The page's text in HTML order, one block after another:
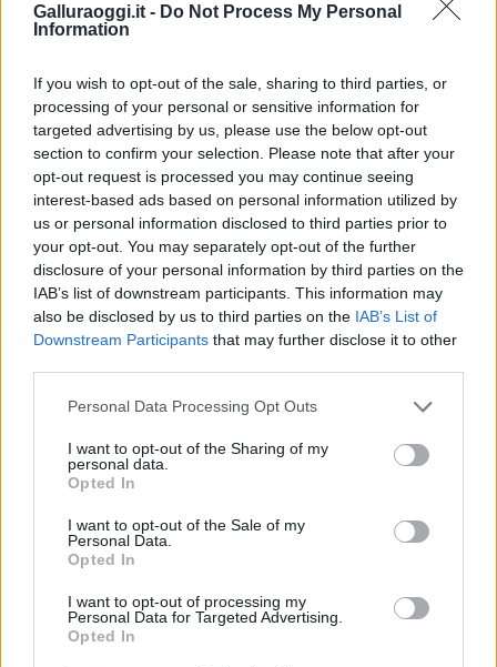
Galluraoggi.it - Do Not Process My Personal
Information
If you wish to opt-out of the sale, sharing to third parties, or
processing of your personal or sensitive information for
targeted advertising by us, please use the below opt-out
section to confirm your selection. Please note that after your
opt-out request is processed you may continue seeing
interest-based ads based on personal information utilized by
us or personal information disclosed to third parties prior to
your opt-out. You may separately opt-out of the further
disclosure of your personal information by third parties on the
IAB’s list of downstream participants. This information may
also be disclosed by us to third parties on the IAB’s List of
Downstream Participants that may further disclose it to other
Please note that this website/app uses one or more Google
not limited to your visit or usage behaviour. You may click to
grant or deny consent to Google and its third-party tags to
use your data for below specified purposes in below Google
consent section.
Personal Data Processing Opt Outs
I want to opt-out of the Sharing of my
personal data.
Opted In
I want to opt-out of the Sale of my
Personal Data.
Opted In
I want to opt-out of processing my
Personal Data for Targeted Advertising.
Opted In
Puoi effettuare l'accesso andando nella
sezioneLogindal menù del sito o
cliccandoqui
TEMI:
Evasione Cagliari
Guardia Di Finanza Di Cagliari
Notizie in tempo reale?
Entra nel canale telegram di
i tuoi video e le tue foto
Su WhatsApp al numero +39